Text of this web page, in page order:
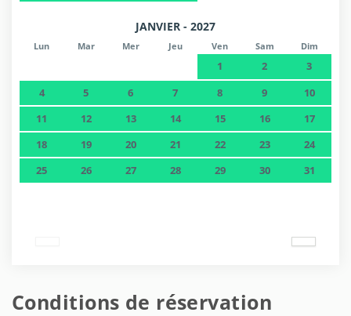
JANVIER - 2027
Lun Mar Mer Jeu Ven Sam Dim
1 2
3
4
5 6 7 8 9
10
11
12 13 14 15 16
17
18
19 20 21 22 23
24
25
26 27 28 29 30 31
Conditions de réservation